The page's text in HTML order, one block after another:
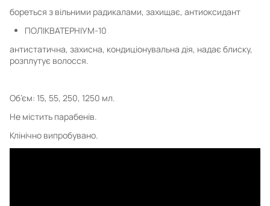
бореться з вільними радикалами, захищає, антиоксидант
ПОЛІКВАТЕРНІУМ-10
антистатична, захисна, кондиціонувальна дія, надає блиску,
розплутує волосся.
Об’єм: 15, 55, 250, 1250 мл.
Не містить парабенів.
Клінічно випробувано.